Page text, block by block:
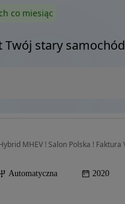
co miesiąc
stary samochód
Automatyczna 2020